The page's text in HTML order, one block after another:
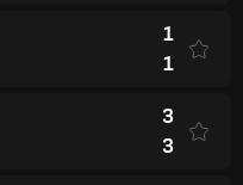
1
1
3
3